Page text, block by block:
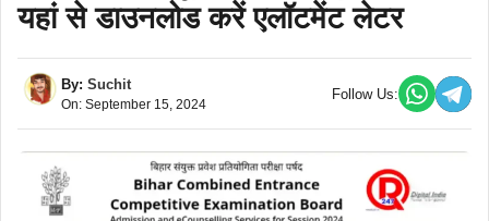
यहां से डाउनलोड करें एलॉटमेंट लेटर
By: Suchit
On: September 15, 2024
Follow Us: